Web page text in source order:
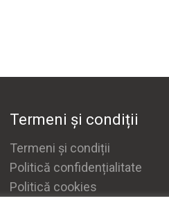
Termeni și condiții
Termeni și condiții
Politică confidențialitate
Politică cookies